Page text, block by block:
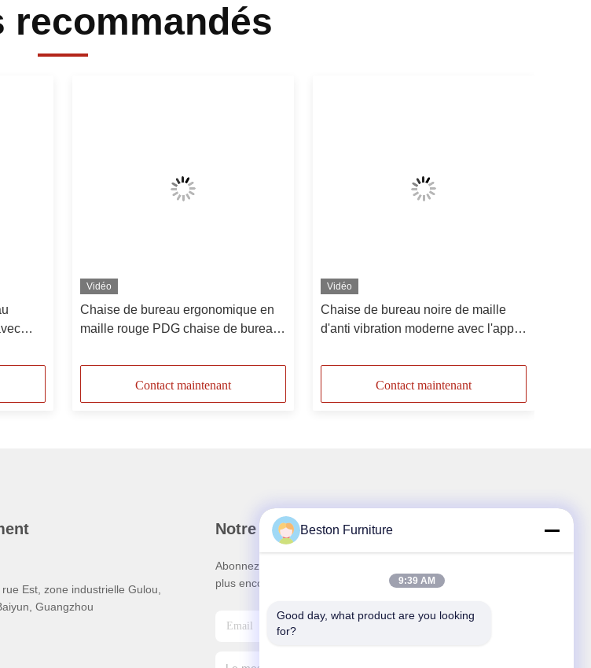
recommandés
Vidéo
Chaise de bureau ergonomique en
maille rouge PDG chaise de bureau
Contact maintenant
Vidéo
Chaise de bureau noire de maille
d'anti vibration moderne avec l'appui
Contact maintenant
Est, zone industrielle Gulou,
Guangzhou
Notre newsletter
Abonnez-vous à notre newsletter pour des réductions et
plus encore.
Beston Furniture
9:39 AM
Good day, what product are you looking
for?